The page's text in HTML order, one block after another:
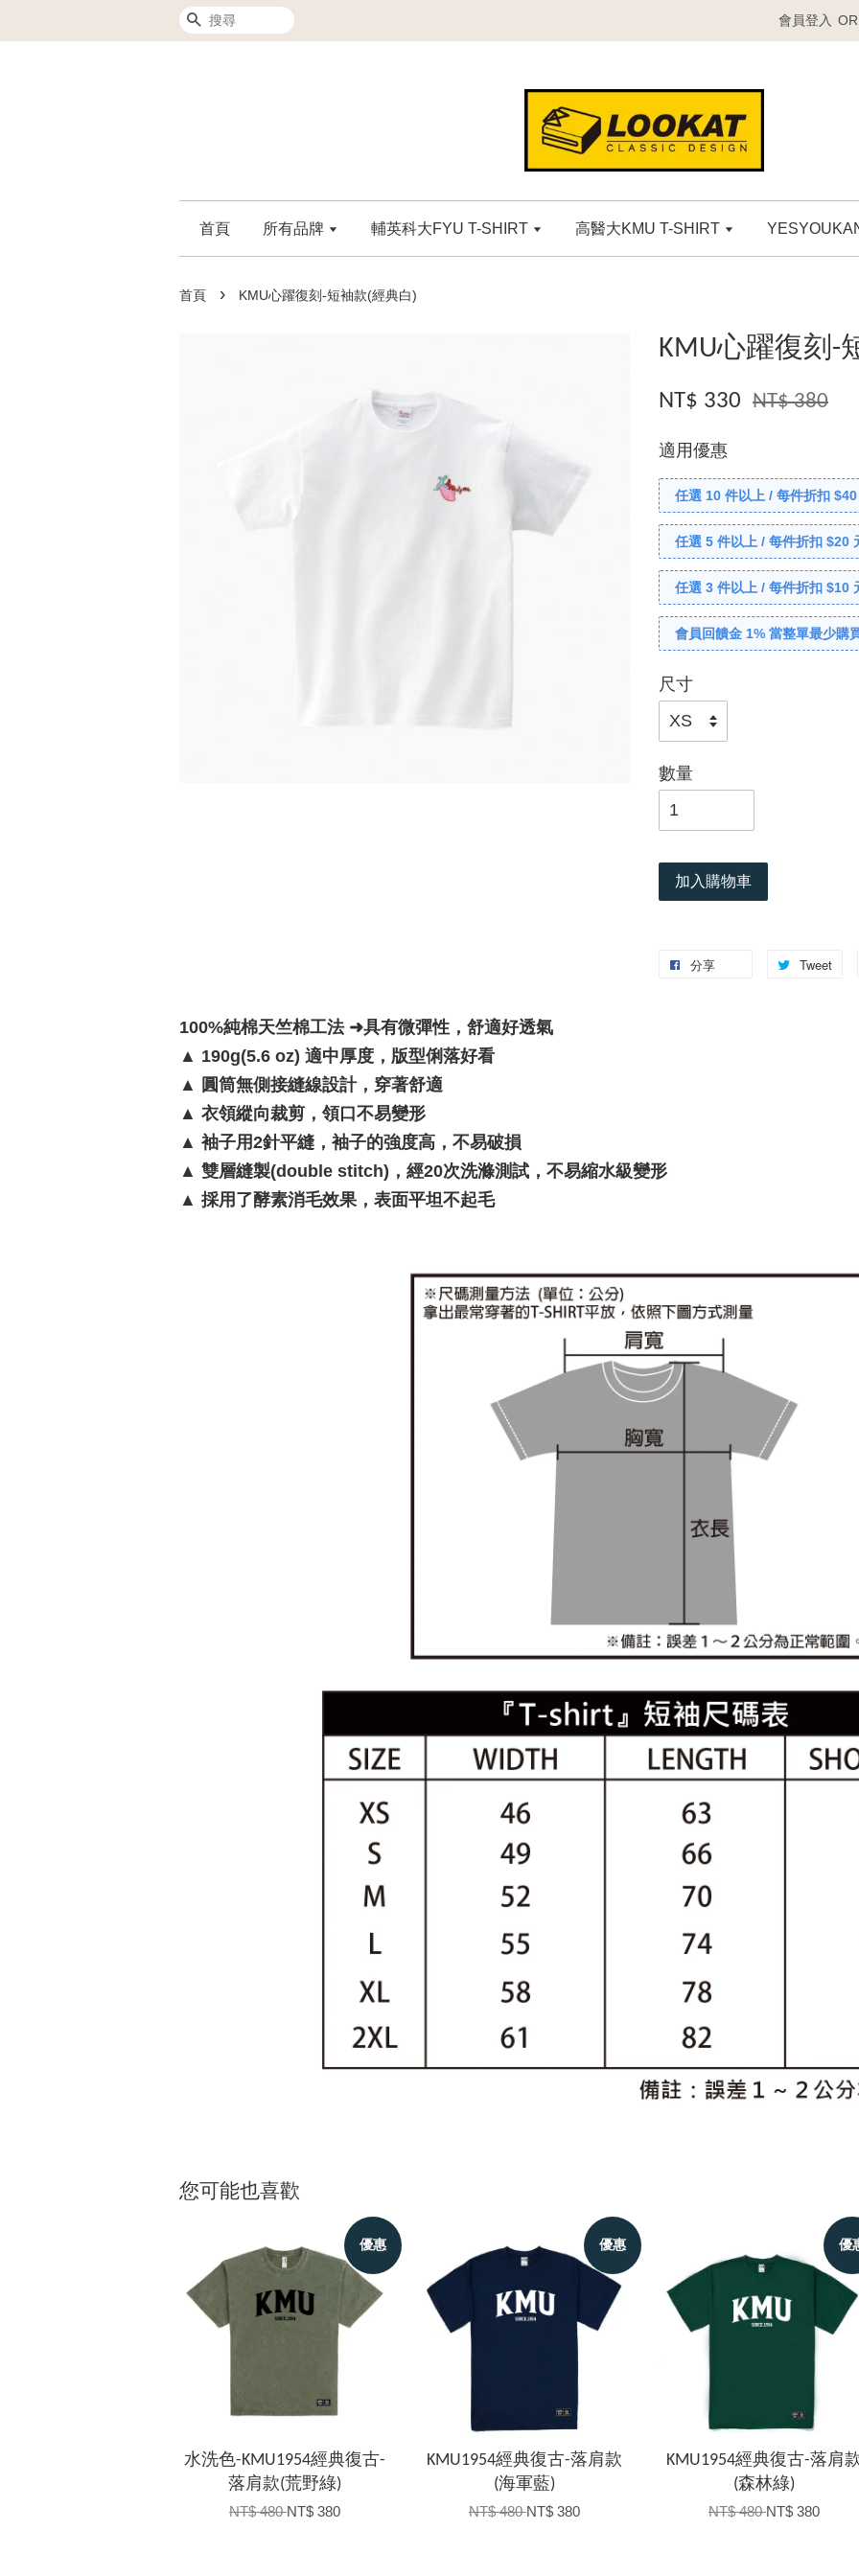
搜尋 會員登入 OR
首頁 所有品牌 輔英科大FYU T-SHIRT 高醫大KMU T-SHIRT
首頁 › KMU心躍復刻-短袖款(經典白)
KMU心躍復刻-
NT$ 330 NT$ 380
適用優惠
任選 10 件以上 / 每件折扣
任選 5 件以上 / 每件折扣 $20
任選 3 件以上 / 每件折扣 $10
會員回饋金 1% 當整單最少購
尺寸
數量
加入購物車
分享 Tweet
100%純棉天竺棉工法 ➜具有微彈性，舒適好透氣
▲ 190g(5.6 oz) 適中厚度，版型俐落好看
▲ 圓筒無側接縫線設計，穿著舒適
▲ 衣領縱向裁剪，領口不易變形
▲ 袖子用2針平縫，袖子的強度高，不易破損
▲ 雙層縫製(double stitch)，經20次洗滌測試，不易縮水級變形
▲ 採用了酵素消毛效果，表面平坦不起毛
您可能也喜歡
優惠
水洗色-KMU1954經典復古-
落肩款(荒野綠)
NT$ 480NT$ 380
優惠
KMU1954經典復古-落肩款
(海軍藍)
NT$ 480NT$ 380
優
KMU1954經典復古-落肩
(森林綠)
NT$ 480NT$ 380